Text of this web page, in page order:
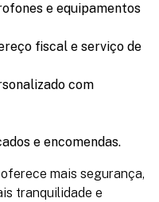
e equipamentos
fiscal e serviço de
com
e encomendas.
mais segurança,
tranquilidade e